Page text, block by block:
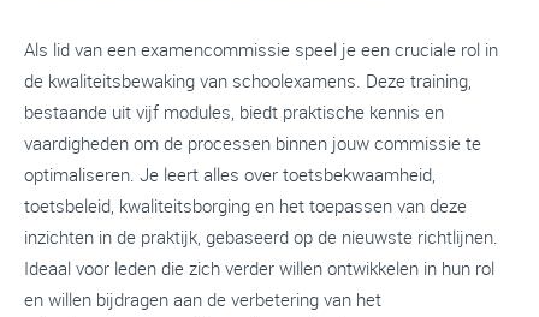
Als lid van een examencommissie speel je een cruciale rol in
de kwaliteitsbewaking van schoolexamens. Deze training,
bestaande uit vijf modules, biedt praktische kennis en
vaardigheden om de processen binnen jouw commissie te
optimaliseren. Je leert alles over toetsbekwaamheid,
toetsbeleid, kwaliteitsborging en het toepassen van deze
inzichten in de praktijk, gebaseerd op de nieuwste richtlijnen.
Ideaal voor leden die zich verder willen ontwikkelen in hun rol
en willen bijdragen aan de verbetering van het